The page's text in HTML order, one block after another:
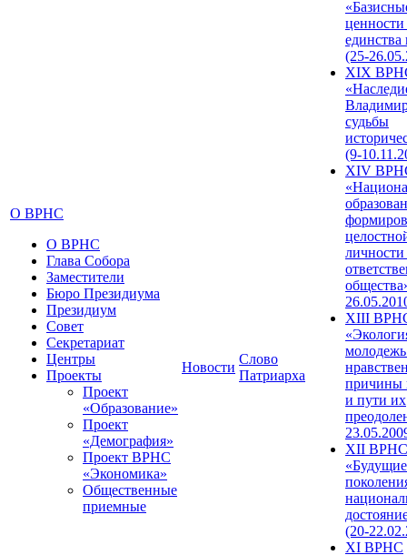
О ВРНС
О ВРНС
Глава Собора
Заместители
Бюро Президиума
Президиум
Совет
Секретариат
Центры
Проекты
Проект
«Образование»
Проект
«Демография»
Проект ВРНС
«Экономика»
Общественные
приемные
Новости
Слово
Патриарха
единства
(25-
XIX
судьбы
(9-
XIV
XIII
причины
и пути их
XII ВРНС
«Будущие
(20-
XI ВРНС